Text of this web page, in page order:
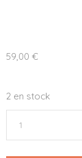
59,00 €
2 en stock